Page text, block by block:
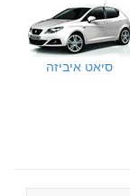
סיאט איביזה